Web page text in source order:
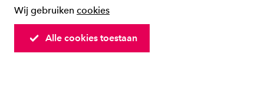
Wij gebruiken cookies
Alle cookies toestaan